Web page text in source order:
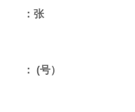
：张
： (号）